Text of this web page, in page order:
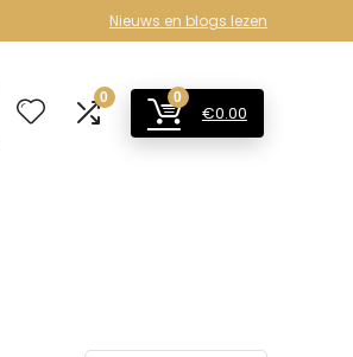
Nieuws en blogs lezen
0 0
€0.00